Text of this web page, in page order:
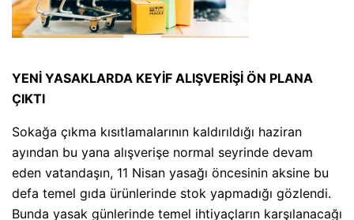
YENİ YASAKLARDA KEYİF ALIŞVERİŞİ ÖN PLANA
ÇIKTI
Sokağa çıkma kısıtlamalarının kaldırıldığı haziran
ayından bu yana alışverişe normal seyrinde devam
eden vatandaşın, 11 Nisan yasağı öncesinin aksine bu
defa temel gıda ürünlerinde stok yapmadığı gözlendi.
Bunda yasak günlerinde temel ihtiyaçların karşılanacağı